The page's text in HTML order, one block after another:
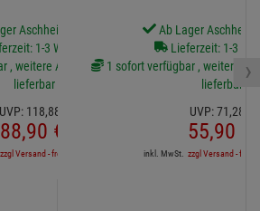
Aschheim lieferbar
1-3 Werktage
, weitere Artikel ab Zentrallager
lieferbar
UVP: 118,88
88,90 €
zzgl Versand - frei ab 90,-€ in DE
Ab Lager
Lieferzeit: 1-3
1 sofort verfügbar , weitere
lieferbar
UVP:71,28
55,90
inkl. MwSt. zzgl Versand - frei
›